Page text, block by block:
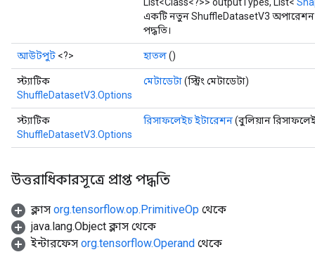
একটি নতুন ShuffleDatasetV3 অপারেশন
পদ্ধতি।
আউটপুট <?> হাতল()
স্ট্যাটিক
ShuffleDatasetV3.Options
মেটাডেটা(স্ট্রিং মেটাডেটা)
স্ট্যাটিক
ShuffleDatasetV3.Options
রিসাফলেইচ ইটারেশন(বুলিয়ান
উত্তরাধিকারসূত্রে প্রাপ্ত পদ্ধতি
ক্লাস org.tensorflow.op.PrimitiveOp থেকে
java.lang.Object ক্লাস থেকে
ইন্টারফেস org.tensorflow.Operand থেকে